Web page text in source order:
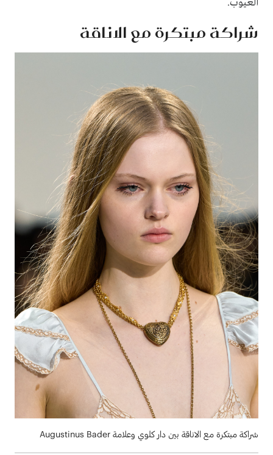
العيوب.
شراكة مبتكرة مع الاناقة
شراكة مبتكرة مع الاناقة بين دار كلوي وعلامة Augustinus Bader